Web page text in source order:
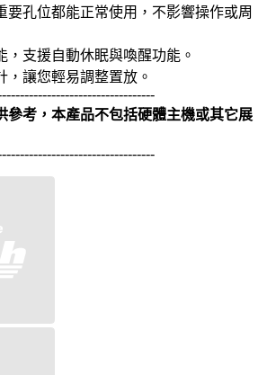
孔位都能正常使用，不影響操作或周
支援自動休眠與喚醒功能。
讓您輕易調整置放。
參考，本產品不包括硬體主機或其它展